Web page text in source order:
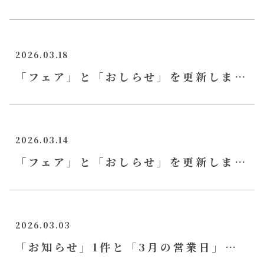
2026.03.18
「フェア」と「おしらせ」を更新しました
2026.03.14
「フェア」と「おしらせ」を更新しました
2026.03.03
「お知らせ」1件と「3月の営業日」を更新